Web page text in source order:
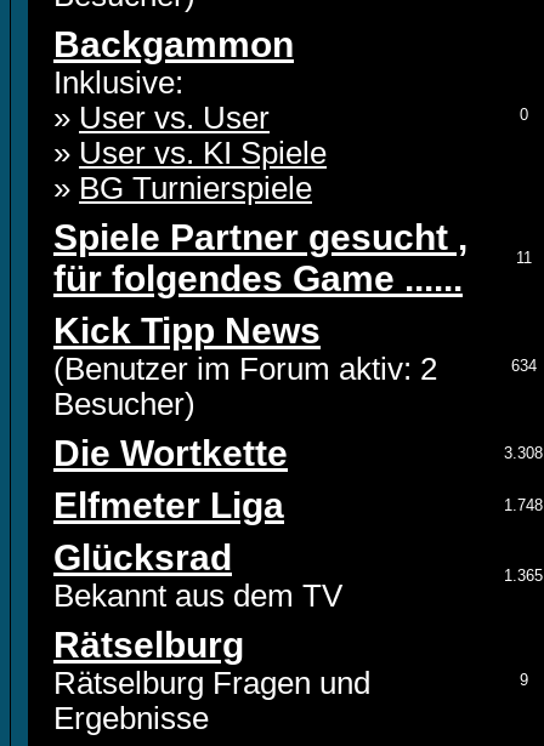
Backgammon
Inklusive:
» User vs. User
» User vs. KI Spiele
» BG Turnierspiele
0
Spiele Partner gesucht ,
für folgendes Game ......
11
Kick Tipp News
(Benutzer im Forum aktiv: 2
Besucher)
634
Die Wortkette 3.308
Elfmeter Liga 1.748
Glücksrad
Bekannt aus dem TV
1.365
Rätselburg
Rätselburg Fragen und
Ergebnisse
9